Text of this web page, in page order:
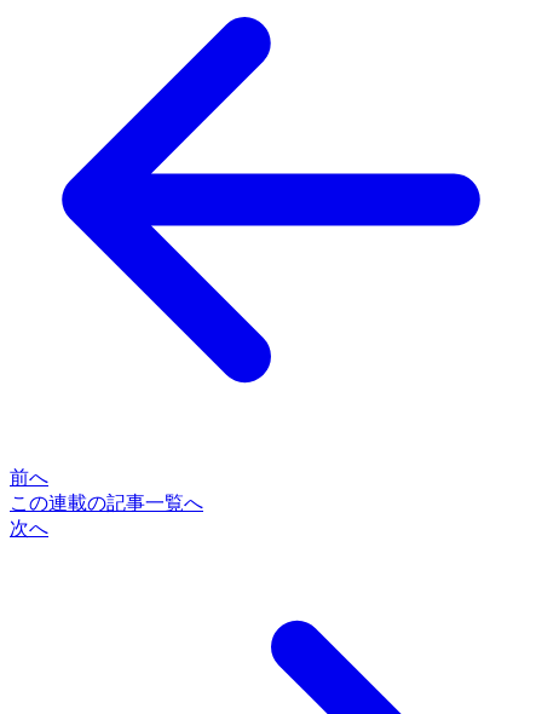
前へ
この連載の記事一覧へ
次へ